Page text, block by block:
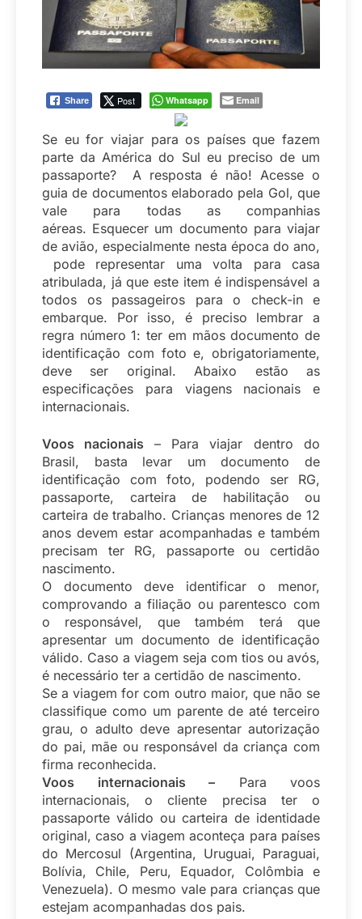
Share Post Whatsapp Email
Se eu for viajar para os países que fazem
parte da América do Sul eu preciso de um
passaporte? A resposta é não! Acesse o
guia de documentos elaborado pela Gol, que
vale para todas as companhias
aéreas. Esquecer um documento para viajar
de avião, especialmente nesta época do ano,
pode representar uma volta para casa
atribulada, já que este item é indispensável a
todos os passageiros para o check-in e
embarque. Por isso, é preciso lembrar a
regra número 1: ter em mãos documento de
identificação com foto e, obrigatoriamente,
deve ser original. Abaixo estão as
especificações para viagens nacionais e
internacionais.
Voos nacionais – Para viajar dentro do
Brasil, basta levar um documento de
identificação com foto, podendo ser RG,
passaporte, carteira de habilitação ou
carteira de trabalho. Crianças menores de 12
anos devem estar acompanhadas e também
precisam ter RG, passaporte ou certidão
nascimento.
O documento deve identificar o menor,
comprovando a filiação ou parentesco com
o responsável, que também terá que
apresentar um documento de identificação
válido. Caso a viagem seja com tios ou avós,
é necessário ter a certidão de nascimento.
Se a viagem for com outro maior, que não se
classifique como um parente de até terceiro
grau, o adulto deve apresentar autorização
do pai, mãe ou responsável da criança com
firma reconhecida.
Voos internacionais – Para voos
internacionais, o cliente precisa ter o
passaporte válido ou carteira de identidade
original, caso a viagem aconteça para países
do Mercosul (Argentina, Uruguai, Paraguai,
Bolívia, Chile, Peru, Equador, Colômbia e
Venezuela). O mesmo vale para crianças que
estejam acompanhadas dos pais.